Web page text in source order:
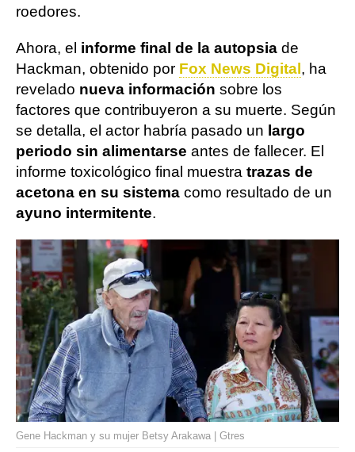
roedores.
Ahora, el informe final de la autopsia de
Hackman, obtenido por Fox News Digital , ha
revelado nueva información sobre los
factores que contribuyeron a su muerte. Según
se detalla, el actor habría pasado un largo
periodo sin alimentarse antes de fallecer. El
informe toxicológico final muestra trazas de
acetona en su sistema como resultado de un
ayuno intermitente.
Gene Hackman y su mujer Betsy Arakawa | Gtres